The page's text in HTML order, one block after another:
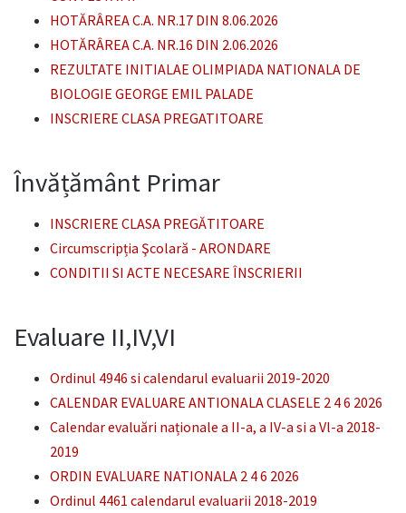
HOTĂRÂREA C.A. NR.17 DIN 8.06.2026
HOTĂRÂREA C.A. NR.16 DIN 2.06.2026
REZULTATE INITIALAE OLIMPIADA NATIONALA DE
BIOLOGIE GEORGE EMIL PALADE
INSCRIERE CLASA PREGATITOARE
Învățământ Primar
INSCRIERE CLASA PREGĂTITOARE
Circumscripția Şcolară - ARONDARE
CONDITII SI ACTE NECESARE ÎNSCRIERII
Evaluare II,IV,VI
Ordinul 4946 si calendarul evaluarii 2019-2020
CALENDAR EVALUARE ANTIONALA CLASELE 2 4 6 2026
Calendar evaluări naționale a II-a, a IV-a si a Vl-a 2018-
2019
ORDIN EVALUARE NATIONALA 2 4 6 2026
Ordinul 4461 calendarul evaluarii 2018-2019